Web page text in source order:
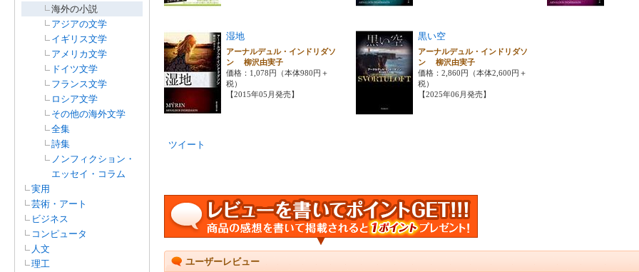
海外の小説
アジアの文学
イギリス文学
アメリカ文学
ドイツ文学
フランス文学
ロシア文学
その他の海外文学
全集
詩集
ノンフィクション・
エッセイ・コラム
実用
芸術・アート
ビジネス
コンピュータ
人文
理工
湿地
アーナルデュル・インドリダソ
ン 柳沢由実子
価格：1,078円（本体980円＋
税）
【2015年05月発売】
黒い空
アーナルデュル・インドリダソ
ン 柳沢由実子
価格：2,860円（本体2,600円＋
税）
【2025年06月発売】
ツイート
ユーザーレビュー